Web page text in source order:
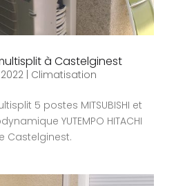
à Castelginest
| Climatisation
5 postes MITSUBISHI et
YUTEMPO HITACHI
Castelginest.